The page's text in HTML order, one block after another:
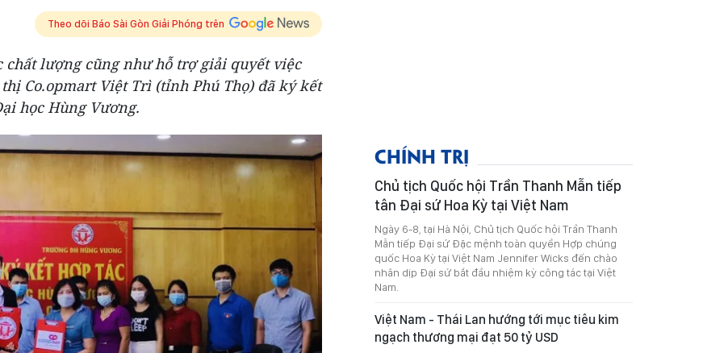
Theo dõi Báo Sài Gòn Giải Phóng trên
lượng cũng như hỗ trợ giải quyết việc
Co.opmart Việt Trì (tỉnh Phú Thọ) đã ký kết
học Hùng Vương.
CHÍNH TRỊ
Chủ tịch Quốc hội Trần Thanh Mẫn tiếp
tân Đại sứ Hoa Kỳ tại Việt Nam
Ngày 6-8, tại Hà Nội, Chủ tịch Quốc hội Trần Thanh
Mẫn tiếp Đại sứ Đặc mệnh toàn quyền Hợp chúng
quốc Hoa Kỳ tại Việt Nam Jennifer Wicks đến chào
nhân dịp Đại sứ bắt đầu nhiệm kỳ công tác tại Việt
Nam.
Việt Nam - Thái Lan hướng tới mục tiêu kim
ngạch thương mại đạt 50 tỷ USD